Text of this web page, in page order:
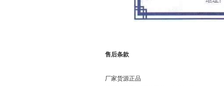
售后条款
厂家货源正品